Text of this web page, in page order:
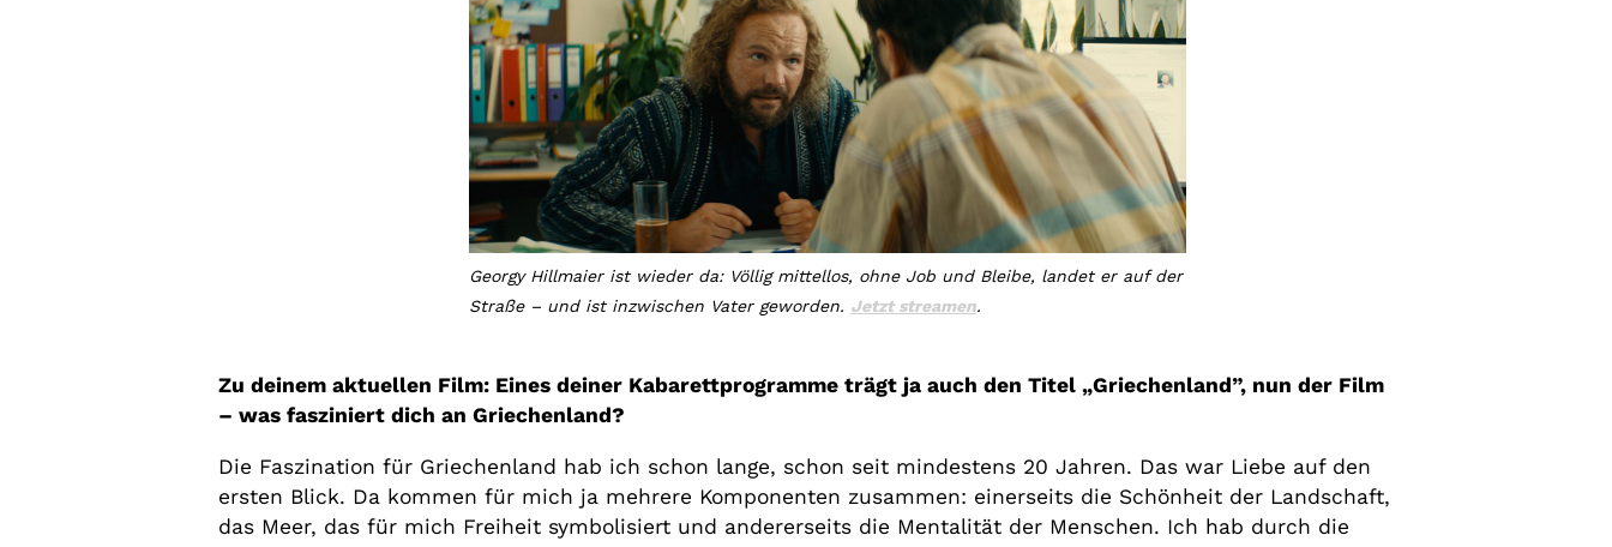
Georgy Hillmaier ist wieder da: Völlig mittellos, ohne Job und Bleibe, landet er auf der
Straße – und ist inzwischen Vater geworden. Jetzt streamen.
Zu deinem aktuellen Film: Eines deiner Kabarettprogramme trägt ja auch den Titel „Griechenland”, nun der Film
– was fasziniert dich an Griechenland?
Die Faszination für Griechenland hab ich schon lange, schon seit mindestens 20 Jahren. Das war Liebe auf den
ersten Blick. Da kommen für mich ja mehrere Komponenten zusammen: einerseits die Schönheit der Landschaft,
das Meer, das für mich Freiheit symbolisiert und andererseits die Mentalität der Menschen. Ich hab durch die